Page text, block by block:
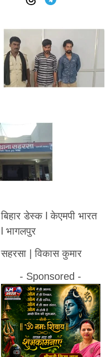
बिहार डेस्क l केएमपी भारत
l भागलपुर
सहरसा | विकास कुमार
- Sponsored -